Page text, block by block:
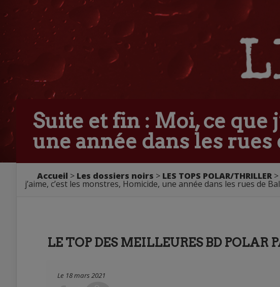
Suite et fin : Moi, ce que
une année dans les rues
Accueil > Les dossiers noirs > LES TOPS POLAR/THRILLER >
j’aime, c’est les monstres, Homicide, une année dans les rues de
LE TOP DES MEILLEURES BD POLAR
Le 18 mars 2021